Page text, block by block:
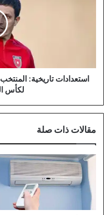
لكأس
العالم
استعدادات تاريخية:
لكأس
مقالات ذات صلة